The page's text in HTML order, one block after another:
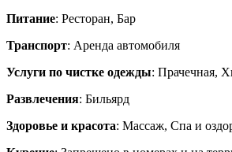
Питание: Ресторан, Бар
Транспорт: Аренда автомобиля
Услуги по чистке одежды: Прачечная,
Развлечения: Бильярд
Здоровье и красота: Массаж, Спа и